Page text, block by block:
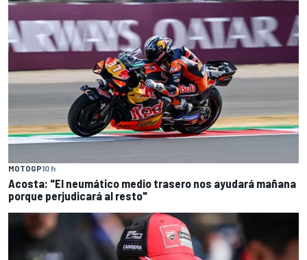
MOTOGP10 h
Acosta: "El neumático medio trasero nos ayudará mañana
porque perjudicará al resto"